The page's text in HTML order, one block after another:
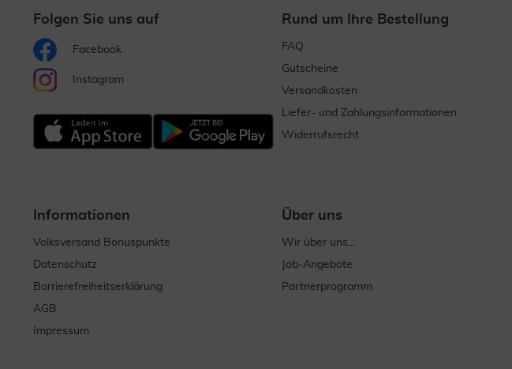
Folgen Sie uns auf
Facebook
Instagram
Rund um Ihre Bestellung
FAQ
Gutscheine
Versandkosten
Liefer- und Zahlungsinformationen
Widerrufsrecht
Informationen
Volksversand Bonuspunkte
Datenschutz
Barrierefreiheitserklärung
AGB
Impressum
Über uns
Wir über uns...
Job-Angebote
Partnerprogramm